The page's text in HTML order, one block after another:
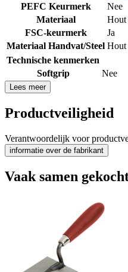
PEFC Keurmerk
Nee
Materiaal
Hout
FSC-keurmerk
Ja
Materiaal Handvat/Steel Hout
Technische kenmerken
Softgrip
Nee
Lees meer
Productveiligheid
Verantwoordelijk voor
informatie over de fabrikant
Vaak samen